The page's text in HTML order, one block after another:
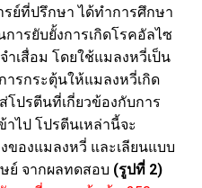
ย์ที่ปรึกษา ได้ทำการศึกษา
ารยับยั้งการเกิดโรคอัลไซ
ำเสื่อม โดยใช้แมลงหวี่เป็น
ารกระตุ้นให้แมลงหวี่เกิด
โปรตีนที่เกี่ยวข้องกับการ
าไป โปรตีนเหล่านี้จะ
ของแมลงหวี่ และเลียนแบบ
ย์ จากผลทดสอบ (รูปที่ 2)